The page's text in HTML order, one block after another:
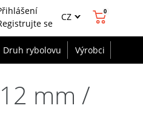
se
CZ 0
Druh rybolovu Výrobci
mm /